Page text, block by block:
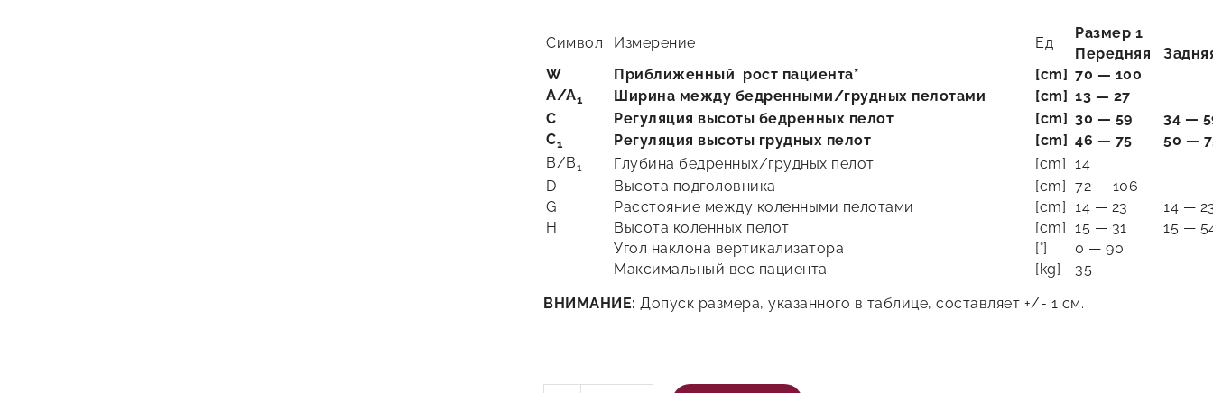
Символ Измерение Ед
Pазмер 1
Передняя
W
Приближенный рост пациента* [cm] 70 — 100
A/A1 Ширина между бедренными/грудных пелотами [cm] 13 — 27
C
Регуляция высоты бедренных пелот [cm] 30 — 59
34 —
C1 Регуляция высоты грудных пелот [cm] 46 — 75
50 —
B/B1 Глубина бедренных/грудных пелот [cm] 14
D
Высота подголовника [cm] 72 — 106
–
G
Расстояние между коленными пелотами [cm] 14 — 23
14 —
H
Высота коленных пелот [cm] 15 — 31
15 —
Угол наклона вертикализатора
[°]
0 — 90
Максимальный вес пациента
[kg]
35
ВНИМАНИЕ: Допуск размера, указанного в таблице, составляет +/- 1 см.